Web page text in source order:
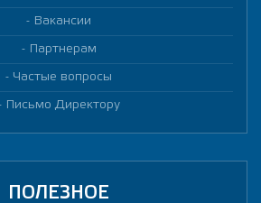
Вакансии
Партнерам
Частые вопросы
Письмо Директору
ПОЛЕЗНОЕ